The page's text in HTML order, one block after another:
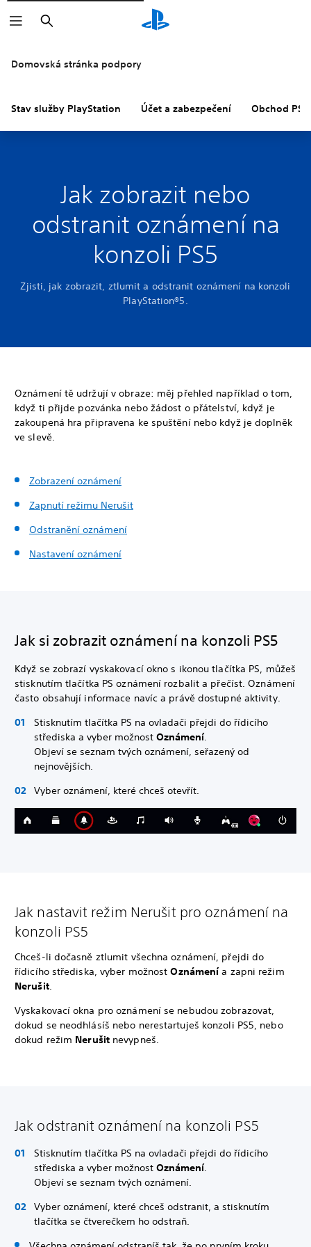
Vyhledat
Domovská stránka podpory
Stav služby PlayStation Účet a zabezpečení Obchod PS
Jak zobrazit nebo
odstranit oznámení na
konzoli PS5
Zjisti, jak zobrazit, ztlumit a odstranit oznámení na konzoli
PlayStation®5.
Oznámení tě udržují v obraze: měj přehled například o tom,
když ti přijde pozvánka nebo žádost o přátelství, když je
zakoupená hra připravena ke spuštění nebo když je doplněk
ve slevě.
Zobrazení oznámení
Zapnutí režimu Nerušit
Odstranění oznámení
Nastavení oznámení
Jak si zobrazit oznámení na konzoli PS5
Když se zobrazí vyskakovací okno s ikonou tlačítka PS, můžeš
stisknutím tlačítka PS oznámení rozbalit a přečíst. Oznámení
často obsahují informace navíc a právě dostupné aktivity.
Stisknutím tlačítka PS na ovladači přejdi do řídicího
střediska a vyber možnost Oznámení.
Objeví se seznam tvých oznámení, seřazený od
nejnovějších.
Vyber oznámení, které chceš otevřít.
Jak nastavit režim Nerušit pro oznámení na
konzoli PS5
Chceš-li dočasně ztlumit všechna oznámení, přejdi do
řídicího střediska, vyber možnostOznámenía zapni režim
Nerušit.
Vyskakovací okna pro oznámení se nebudou zobrazovat,
dokud se neodhlásíš nebo nerestartuješ konzoli PS5, nebo
dokud režim Nerušitnevypneš.
Jak odstranit oznámení na konzoli PS5
Stisknutím tlačítka PS na ovladači přejdi do řídicího
střediska a vyber možnost Oznámení.
Objeví se seznam tvých oznámení.
Vyber oznámení, které chceš odstranit, a stisknutím
tlačítka se čtverečkem ho odstraň.